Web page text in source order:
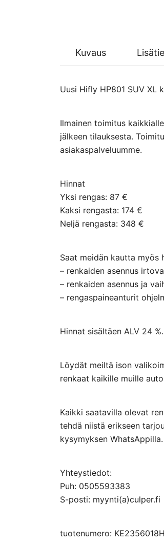
Kuvaus
Uusi Hifly HP801 SUV XL
Ilmainen toimitus
jälkeen tilauksesta.
asiakaspalveluumme.
Hinnat
Yksi rengas: 87 €
Kaksi rengasta: 174 €
Neljä rengasta: 348 €
Saat meidän kautta myös
– renkaiden asennus
– renkaiden asennus ja
– rengaspaineanturit
Hinnat sisältäen ALV 24 %.
Löydät meiltä ison
renkaat kaikille muille
Kaikki saatavilla olevat
tehdä niistä erikseen
kysymyksen WhatsAppilla.
Yhteystiedot:
Puh: 0505593383
S-posti: myynti(a)culper.fi
tuotenumero: